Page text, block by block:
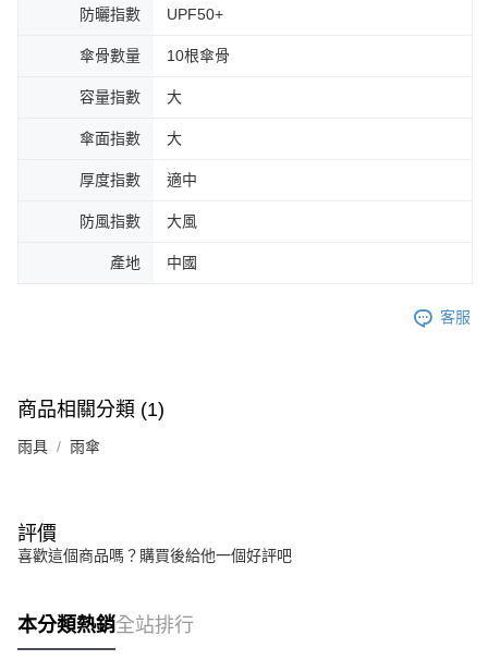
防曬指數 UPF50+
傘骨數量 10根傘骨
容量指數 大
傘面指數 大
厚度指數 適中
防風指數 大風
產地 中國
客服
商品相關分類 (1)
雨具 雨傘
評價
喜歡這個商品嗎？購買後給他一個好評吧
本分類熱銷全站排行